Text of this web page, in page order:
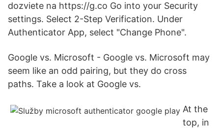
dozviete na https://g.co Go into your Security
settings. Select 2-Step Verification. Under
Authenticator App, select "Change Phone".
Google vs. Microsoft - Google vs. Microsoft may
seem like an odd pairing, but they do cross
paths. Take a look at Google vs.
At the
top, in